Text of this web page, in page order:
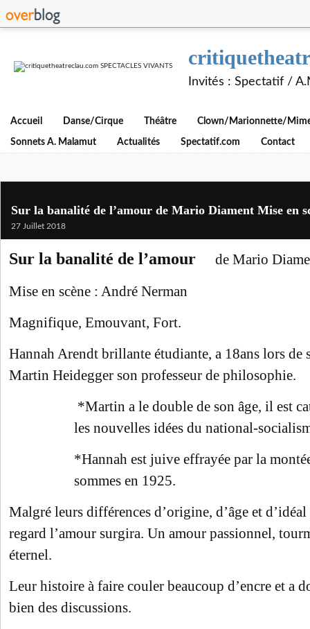
Invités : Spectatif /
Accueil Danse/Cirque Théâtre Clown/Marionnette/
Sonnets A. Malamut Actualités Spectatif.com Contact
Sur la banalité de l’amour de Mario Diament Mise en
27 Juillet 2018
Sur la banalité de l’amour
de Mario
Mise en scène : André Nerman
Magnifique, Emouvant, Fort.
Hannah Arendt brillante étudiante, a 18ans lors de
Martin Heidegger son professeur de philosophie.
*Martin a le double de son âge, il est
les nouvelles idées du national-
*Hannah est juive effrayée par la
sommes en 1925.
Malgré leurs différences d’origine, d’âge et
regard l’amour surgira. Un amour passionnel,
éternel.
Leur histoire à faire couler beaucoup d’encre et a
bien des discussions.